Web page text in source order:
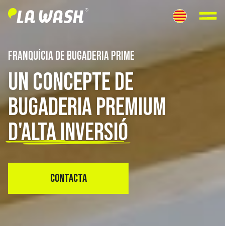
FRANQUÍCIA DE BUGADERIA PRIME
UN CONCEPTE DE
BUGADERIA PREMIUM
D'ALTA INVERSIÓ
CONTACTA